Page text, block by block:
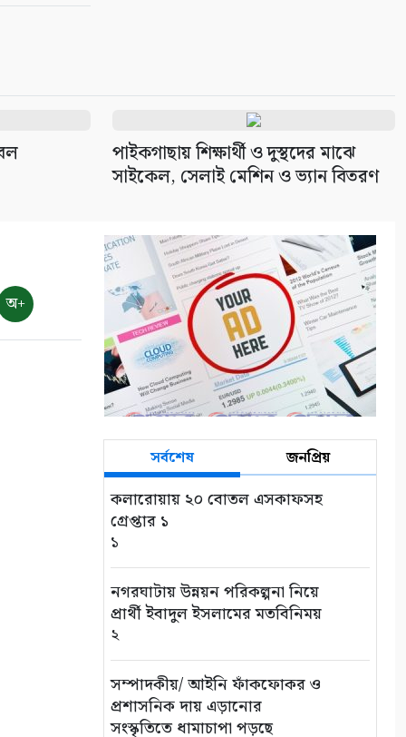
পাইকগাছায় শিক্ষার্থী ও দুস্থদের মাঝে
সাইকেল, সেলাই মেশিন ও ভ্যান বিতরণ
অ+
সর্বশেষ জনপ্রিয়
কলারোয়ায় ২০ বোতল এসকাফসহ
গ্রেপ্তার ১
১
নগরঘাটায় উন্নয়ন পরিকল্পনা নিয়ে
প্রার্থী ইবাদুল ইসলামের মতবিনিময়
২
সম্পাদকীয়/ আইনি ফাঁকফোকর ও
প্রশাসনিক দায় এড়ানোর
সংস্কৃতিতে ধামাচাপা পড়ছে